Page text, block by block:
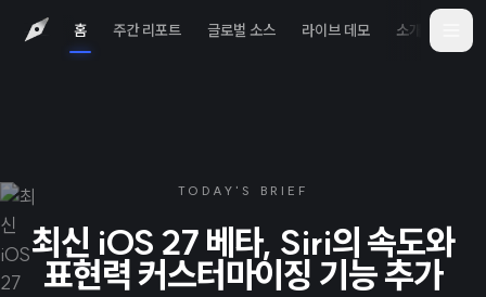
홈 주간 리포트 글로벌 소스 라이브 데모 소개
TODAY'S BRIEF
최신 iOS 27 베타, Siri의 속도와
표현력 커스터마이징 기능 추가